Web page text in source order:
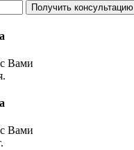
Получить консультацию
Вами
Вами